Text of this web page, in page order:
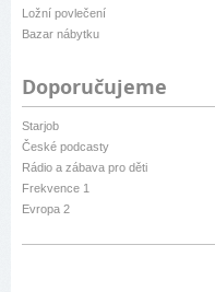
Ložní povlečení
Bazar nábytku
Doporučujeme
Starjob
České podcasty
Rádio a zábava pro děti
Frekvence 1
Evropa 2